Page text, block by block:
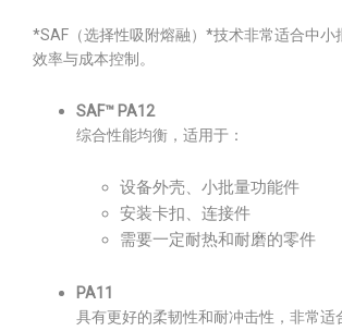
*SAF（选择性吸附熔融）*技术非常适合中小
效率与成本控制。
SAF™ PA12
综合性能均衡，适用于：
设备外壳、小批量功能件
安装卡扣、连接件
需要一定耐热和耐磨的零件
PA11
具有更好的柔韧性和耐冲击性，非常适